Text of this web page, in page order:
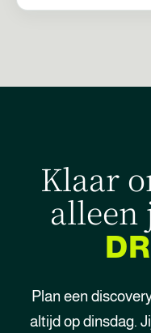
Klaar
alleen
Plan een
altijd op dinsdag.